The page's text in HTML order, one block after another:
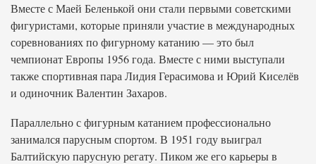
Вместе с Маей Беленькой они стали первыми советскими
фигуристами, которые приняли участие в международных
соревнованиях по фигурному катанию — это был
чемпионат Европы 1956 года. Вместе с ними выступали
также спортивная пара Лидия Герасимова и Юрий Киселёв
и одиночник Валентин Захаров.
Параллельно с фигурным катанием профессионально
занимался парусным спортом. В 1951 году выиграл
Балтийскую парусную регату. Пиком же его карьеры в